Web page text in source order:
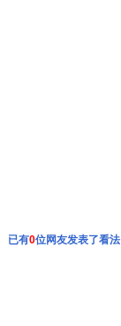
已有0位网友发表了看法